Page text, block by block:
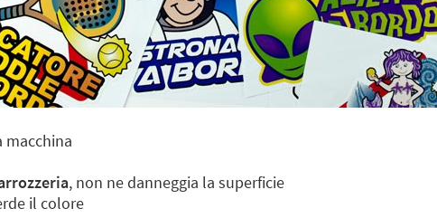
macchina
, non ne danneggia la superficie
il colore